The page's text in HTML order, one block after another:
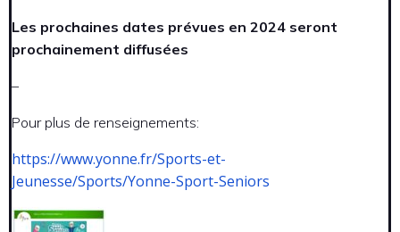
Les prochaines dates prévues en 2024 seront
prochainement diffusées
–
Pour plus de renseignements:
https://www.yonne.fr/Sports-et-
Jeunesse/Sports/Yonne-Sport-Seniors